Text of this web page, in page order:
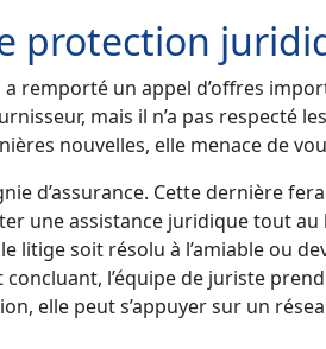
protection
remporté un appel d’offres
mais il n’a pas respecté
nouvelles, elle menace de
d’assurance. Cette dernière
une assistance juridique tout
soit résolu à l’amiable ou
l’équipe de juriste
elle peut s’appuyer sur un